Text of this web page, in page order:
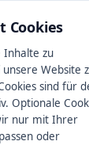
Cookies
Inhalte zu
Website
sind für
Optionale
nur mit Ihrer
oder